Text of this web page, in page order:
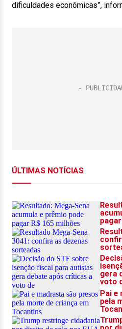
dificuldades econômicas”,